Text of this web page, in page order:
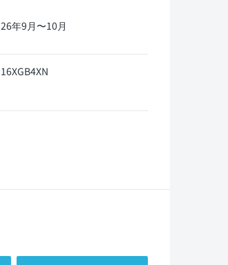
26年9月〜10月
16XGB4XN